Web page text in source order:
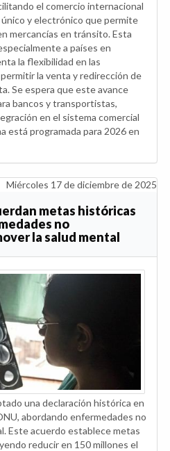
el comercio internacional
y electrónico que permite
mercancías en tránsito. Esta
a países en
la flexibilidad en las
la venta y redirección de
Se espera que este avance
bancos y transportistas,
en el sistema comercial
está programada para 2026 en
Miércoles 17 de diciembre de 2025
metas históricas
no
la salud mental
una declaración histórica en
abordando enfermedades no
Este acuerdo establece metas
reducir en 150 millones el